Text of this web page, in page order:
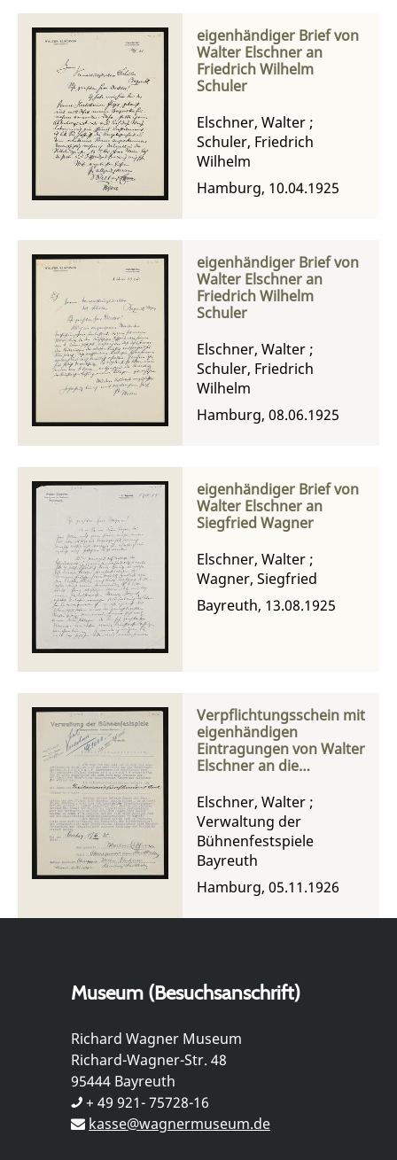
eigenhändiger Brief von
Walter Elschner an
Friedrich Wilhelm
Schuler
Elschner, Walter ;
Schuler, Friedrich
Wilhelm
Hamburg, 10.04.1925
eigenhändiger Brief von
Walter Elschner an
Friedrich Wilhelm
Schuler
Elschner, Walter ;
Schuler, Friedrich
Wilhelm
Hamburg, 08.06.1925
eigenhändiger Brief von
Walter Elschner an
Siegfried Wagner
Elschner, Walter ;
Wagner, Siegfried
Bayreuth, 13.08.1925
Verpflichtungsschein mit
eigenhändigen
Eintragungen von Walter
Elschner an die
Bühnenfestspiele
Elschner, Walter ;
Verwaltung der
Bühnenfestspiele
Bayreuth
Hamburg, 05.11.1926
Museum (Besuchsanschrift)
Richard Wagner Museum
Richard-Wagner-Str. 48
95444 Bayreuth
+ 49 921- 75728-16
kasse@wagnermuseum.de